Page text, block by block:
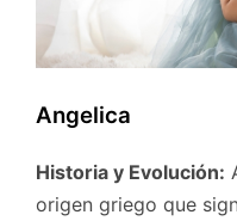
Angelica
Historia y Evolución:
origen griego que